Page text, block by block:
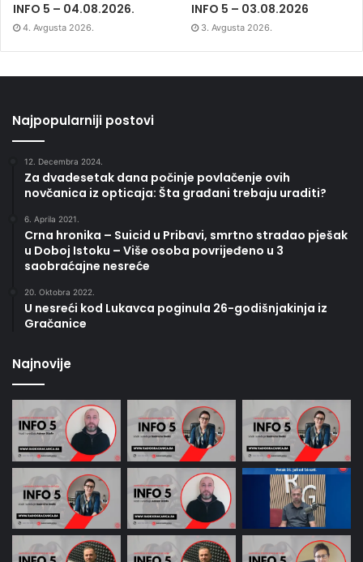
INFO 5 – 04.08.2026.
4. Avgusta 2026.
INFO 5 – 03.08.2026
3. Avgusta 2026.
Najpopularniji postovi
12. Decembra 2024.
Za dvadesetak dana počinje povlačenje ovih
novčanica iz opticaja: Šta građani trebaju uraditi?
6. Aprila 2021.
Crna hronika – Suicid u Pribavi, smrtno stradao pješak
u Doboj Istoku – Više osoba povrijeđeno u 3
saobraćajne nesreće
20. Oktobra 2022.
U nesreći kod Lukavca poginula 26-godišnjakinja iz
Gračanice
Najnovije